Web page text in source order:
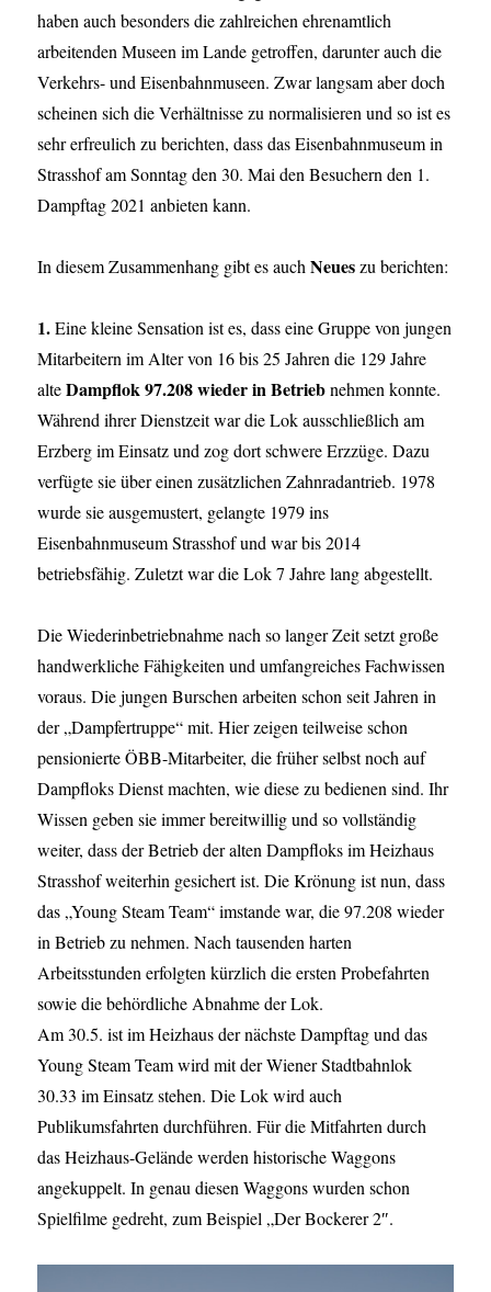
haben auch besonders die zahlreichen ehrenamtlich
arbeitenden Museen im Lande getroffen, darunter auch die
Verkehrs- und Eisenbahnmuseen. Zwar langsam aber doch
scheinen sich die Verhältnisse zu normalisieren und so ist es
sehr erfreulich zu berichten, dass das Eisenbahnmuseum in
Strasshof am Sonntag den 30. Mai den Besuchern den 1.
Dampftag 2021 anbieten kann.
In diesem Zusammenhang gibt es auchNeueszu berichten:
1.Eine kleine Sensation ist es, dass eine Gruppe von jungen
Mitarbeitern im Alter von 16 bis 25 Jahren die 129 Jahre
alteDampflok 97.208 wieder in Betriebnehmen konnte.
Während ihrer Dienstzeit war die Lok ausschließlich am
Erzberg im Einsatz und zog dort schwere Erzzüge. Dazu
verfügte sie über einen zusätzlichen Zahnradantrieb. 1978
wurde sie ausgemustert, gelangte 1979 ins
Eisenbahnmuseum Strasshof und war bis 2014
betriebsfähig. Zuletzt war die Lok 7 Jahre lang abgestellt.
Die Wiederinbetriebnahme nach so langer Zeit setzt große
handwerkliche Fähigkeiten und umfangreiches Fachwissen
voraus. Die jungen Burschen arbeiten schon seit Jahren in
der „Dampfertruppe“ mit. Hier zeigen teilweise schon
pensionierte ÖBB-Mitarbeiter, die früher selbst noch auf
Dampfloks Dienst machten, wie diese zu bedienen sind. Ihr
Wissen geben sie immer bereitwillig und so vollständig
weiter, dass der Betrieb der alten Dampfloks im Heizhaus
Strasshof weiterhin gesichert ist. Die Krönung ist nun, dass
das „Young Steam Team“ imstande war, die 97.208 wieder
in Betrieb zu nehmen. Nach tausenden harten
Arbeitsstunden erfolgten kürzlich die ersten Probefahrten
sowie die behördliche Abnahme der Lok.
Am 30.5. ist im Heizhaus der nächste Dampftag und das
Young Steam Team wird mit der Wiener Stadtbahnlok
30.33 im Einsatz stehen. Die Lok wird auch
Publikumsfahrten durchführen. Für die Mitfahrten durch
das Heizhaus-Gelände werden historische Waggons
angekuppelt. In genau diesen Waggons wurden schon
Spielfilme gedreht, zum Beispiel „Der Bockerer 2″.